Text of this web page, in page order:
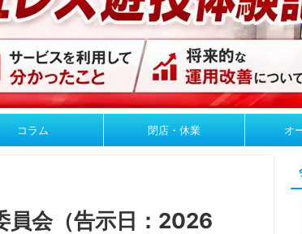
コラム 閉店・休業 オ
員会（告示日：2026